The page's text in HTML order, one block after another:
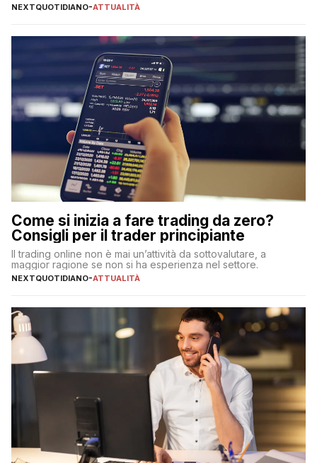
NEXTQUOTIDIANO-ATTUALITÀ
Come si inizia a fare trading da zero?
Consigli per il trader principiante
Il trading online non è mai un’attività da sottovalutare, a
maggior ragione se non si ha esperienza nel settore.
NEXTQUOTIDIANO-ATTUALITÀ